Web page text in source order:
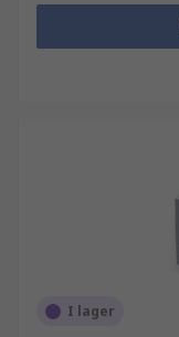
I lager